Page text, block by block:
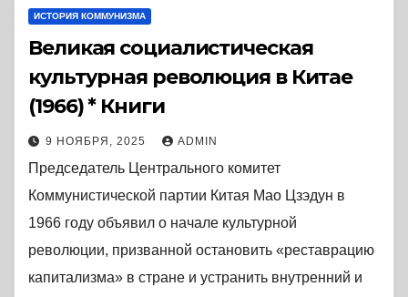
ИСТОРИЯ КОММУНИЗМА
Великая социалистическая
культурная революция в Китае
(1966) * Книги
9 НОЯБРЯ, 2025 ADMIN
Председатель Центрального комитет
Коммунистической партии Китая Мао Цзэдун в
1966 году объявил о начале культурной
революции, призванной остановить «реставрацию
капитализма» в стране и устранить внутренний и